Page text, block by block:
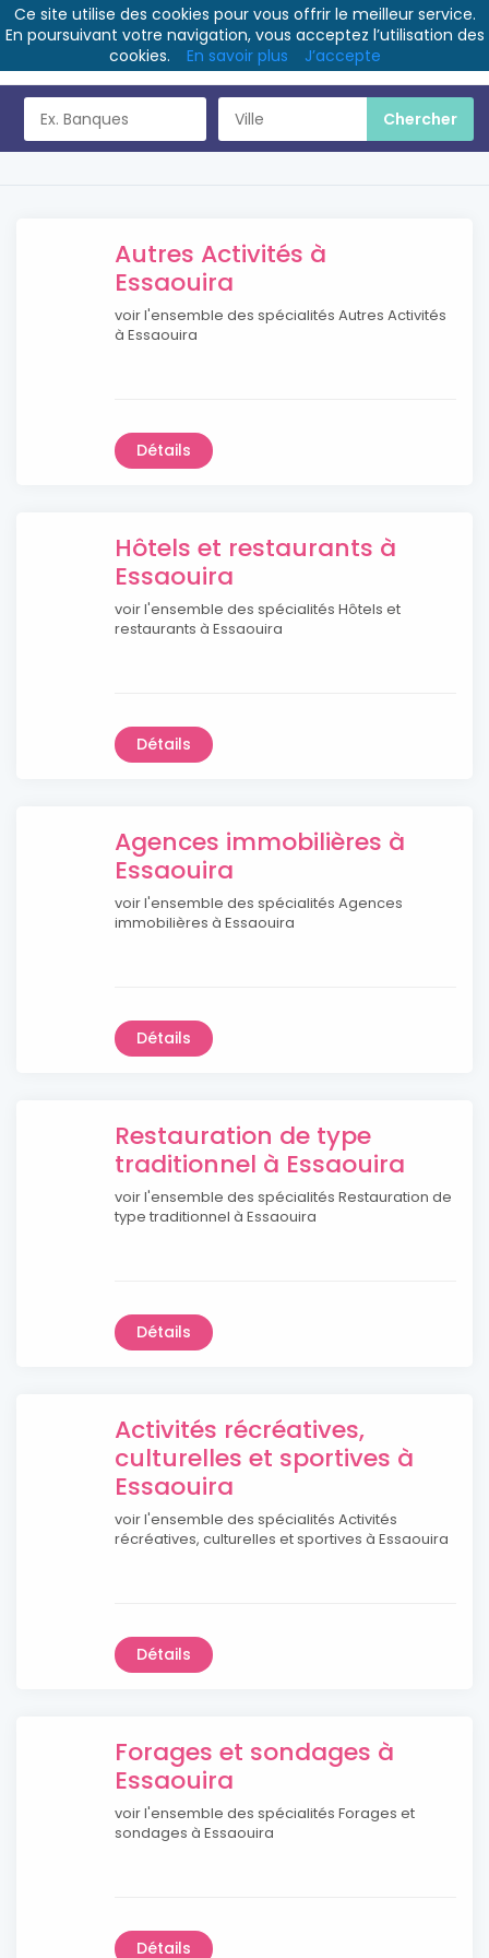
Autres Activités à
Essaouira
voir l'ensemble des spécialités Autres Activités
à Essaouira
Détails
Hôtels et restaurants à
Essaouira
voir l'ensemble des spécialités Hôtels et
restaurants à Essaouira
Détails
Agences immobilières à
Essaouira
voir l'ensemble des spécialités Agences
immobilières à Essaouira
Détails
Restauration de type
traditionnel à Essaouira
voir l'ensemble des spécialités Restauration de
type traditionnel à Essaouira
Détails
Activités récréatives,
culturelles et sportives à
Essaouira
voir l'ensemble des spécialités Activités
récréatives, culturelles et sportives à Essaouira
Détails
Forages et sondages à
Essaouira
voir l'ensemble des spécialités Forages et
sondages à Essaouira
Détails
Ce site utilise des cookies pour vous offrir le meilleur service.
En poursuivant votre navigation, vous acceptez l’utilisation des
cookies.
En savoir plus J’accepte